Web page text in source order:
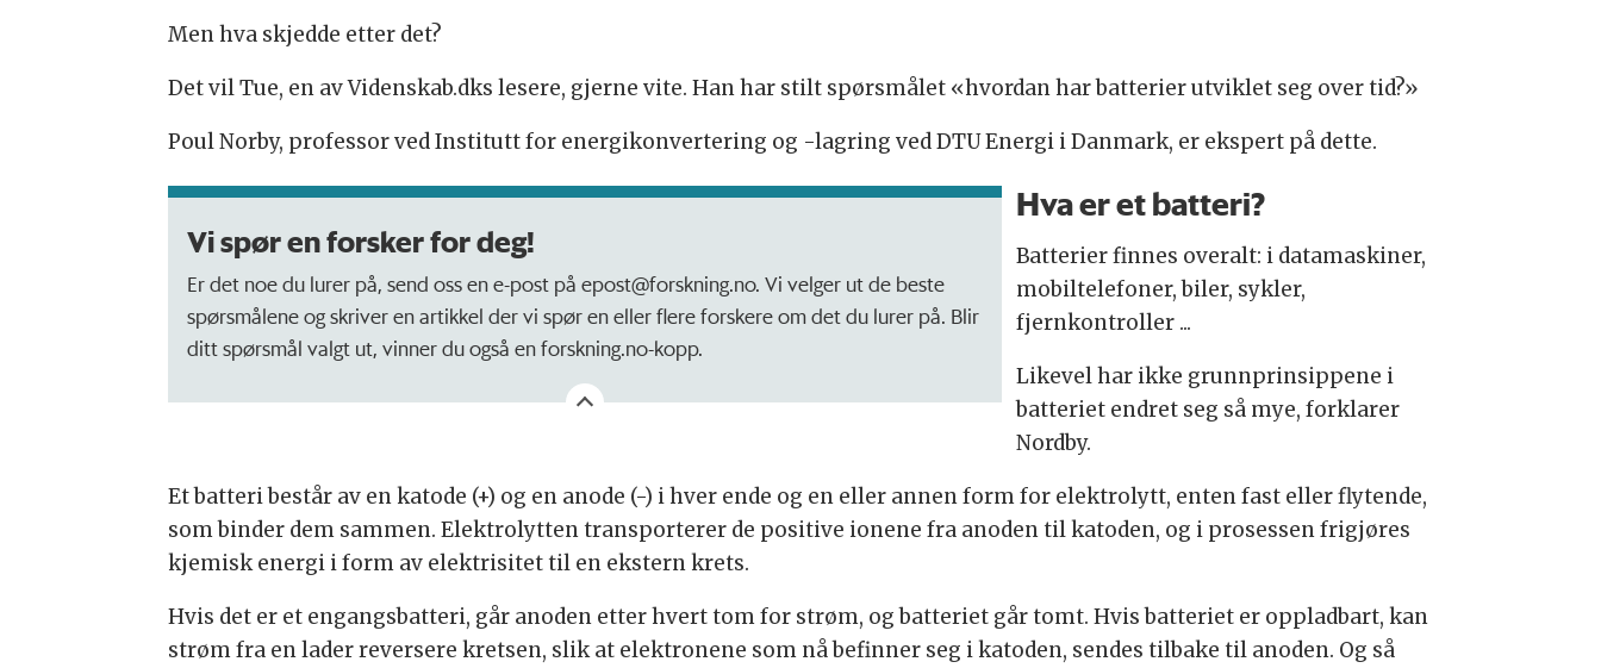
Men hva skjedde etter det?
Det vil Tue, en av Videnskab.dks lesere, gjerne vite. Han har stilt spørsmålet «hvordan har batterier utviklet seg over tid?»
Poul Norby, professor ved Institutt for energikonvertering og -lagring ved DTU Energi i Danmark, er ekspert på dette.
Vi spør en forsker for deg!
Er det noe du lurer på, send oss en e-post på epost@forskning.no. Vi velger ut de beste
spørsmålene og skriver en artikkel der vi spør en eller flere forskere om det du lurer på. Blir
ditt spørsmål valgt ut, vinner du også en forskning.no-kopp.
Hva er et batteri?
Batterier finnes overalt: i datamaskiner,
mobiltelefoner, biler, sykler,
fjernkontroller ...
Likevel har ikke grunnprinsippene i
batteriet endret seg så mye, forklarer
Nordby.
Et batteri består av en katode (+) og en anode (-) i hver ende og en eller annen form for elektrolytt, enten fast eller flytende,
som binder dem sammen. Elektrolytten transporterer de positive ionene fra anoden til katoden, og i prosessen frigjøres
kjemisk energi i form av elektrisitet til en ekstern krets.
Hvis det er et engangsbatteri, går anoden etter hvert tom for strøm, og batteriet går tomt. Hvis batteriet er oppladbart, kan
strøm fra en lader reversere kretsen, slik at elektronene som nå befinner seg i katoden, sendes tilbake til anoden. Og så